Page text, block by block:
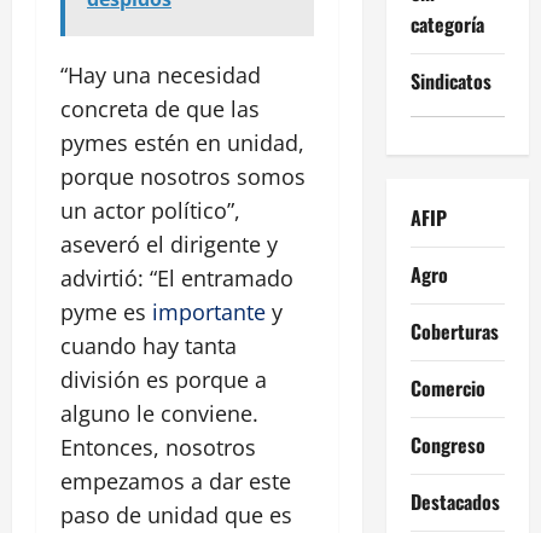
“Hay una necesidad
concreta de que las
pymes estén en unidad,
porque nosotros somos
un actor político”,
aseveró el dirigente y
advirtió: “El entramado
pyme es importante y
cuando hay tanta
división es porque a
alguno le conviene.
Entonces, nosotros
empezamos a dar este
paso de unidad que es
categoría
Sindicatos
AFIP
Agro
Coberturas
Comercio
Congreso
Destacados